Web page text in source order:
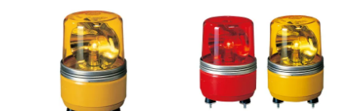
用途別改善アイデア
ネットワーク対応
積層信号灯